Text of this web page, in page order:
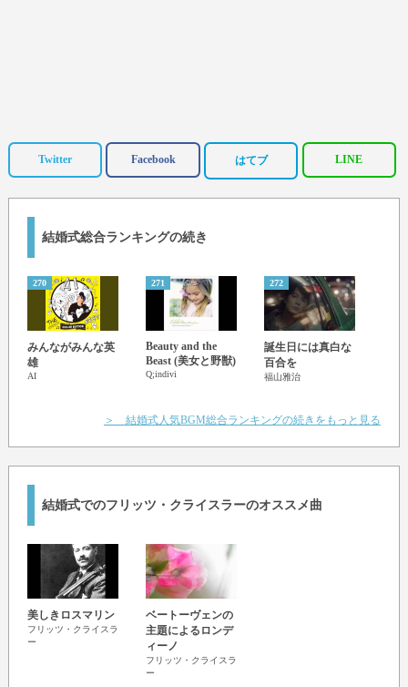
Twitter Facebook はてブ LINE
結婚式総合ランキングの続き
270
みんながみんな英
雄
AI
271
Beauty and the
Beast (美女と野獣)
Q;indivi
272
誕生日には真白な
百合を
福山雅治
＞ 結婚式人気BGM総合ランキングの続きをもっと見る
結婚式でのフリッツ・クライスラーのオススメ曲
美しきロスマリン
フリッツ・クライスラ
ー
ベートーヴェンの
主題によるロンデ
ィーノ
フリッツ・クライスラ
ー